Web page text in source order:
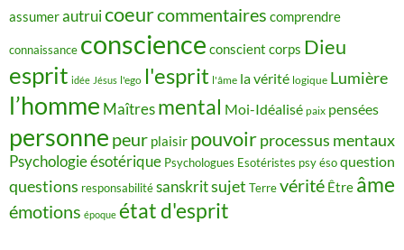
assumerautruicoeurcommentaires comprendre
connaissance conscience conscient corps Dieu
esprit idée Jésus l'ego l'esprit l'âme la vérité logique Lumière
l’homme Maîtres mental Moi-Idéalisé paix pensées
personne peur plaisir pouvoirprocessus mentaux
Psychologie ésotérique Psychologues Esotéristes psy ésoquestion
questions responsabilitésanskritsujet Terrevérité Être âme
émotions époque état d'esprit